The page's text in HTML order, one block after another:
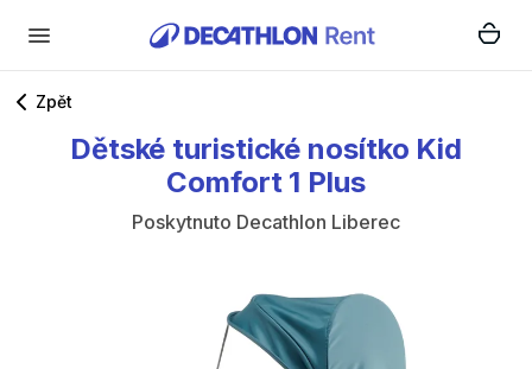
Zpět
Dětské turistické nosítko Kid
Comfort 1 Plus
Poskytnuto Decathlon Liberec